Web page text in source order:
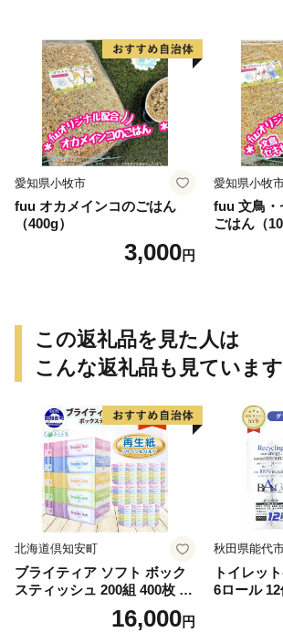
愛知県小牧市
fuu オカメインコのごはん
（400g）
3,000円
愛知県小牧
fuu 文鳥・
ごはん（
この返礼品を見た人は
こんな返礼品も見ています
北海道倶知安町
ブライティア ソフト ボック
スティッシュ 200組 400枚 60
箱 日本製 まとめ買い ティッ
シュ リサイクル 長持 防災 常
16,000円
秋田県能代
トイレッ
6ロール
ンカ 再生
用品 消耗